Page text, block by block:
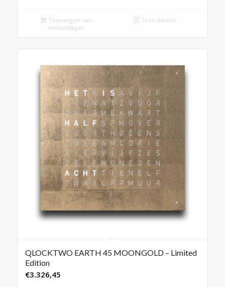
Toevoegen aan
winkelwagen
Toon details
QLOCKTWO EARTH 45 MOONGOLD – Limited
Edition
€3.326,45